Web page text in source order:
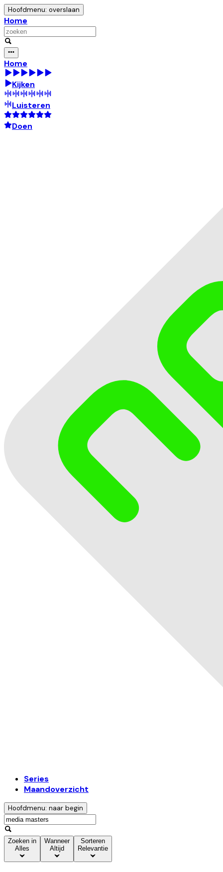
Hoofdmenu: overslaan
Home
Home
Kijken
Luisteren
Doen
Series
Maandoverzicht
Hoofdmenu: naar begin
Zoeken in
Alles
Wanneer
Altijd
Sorteren
Relevantie